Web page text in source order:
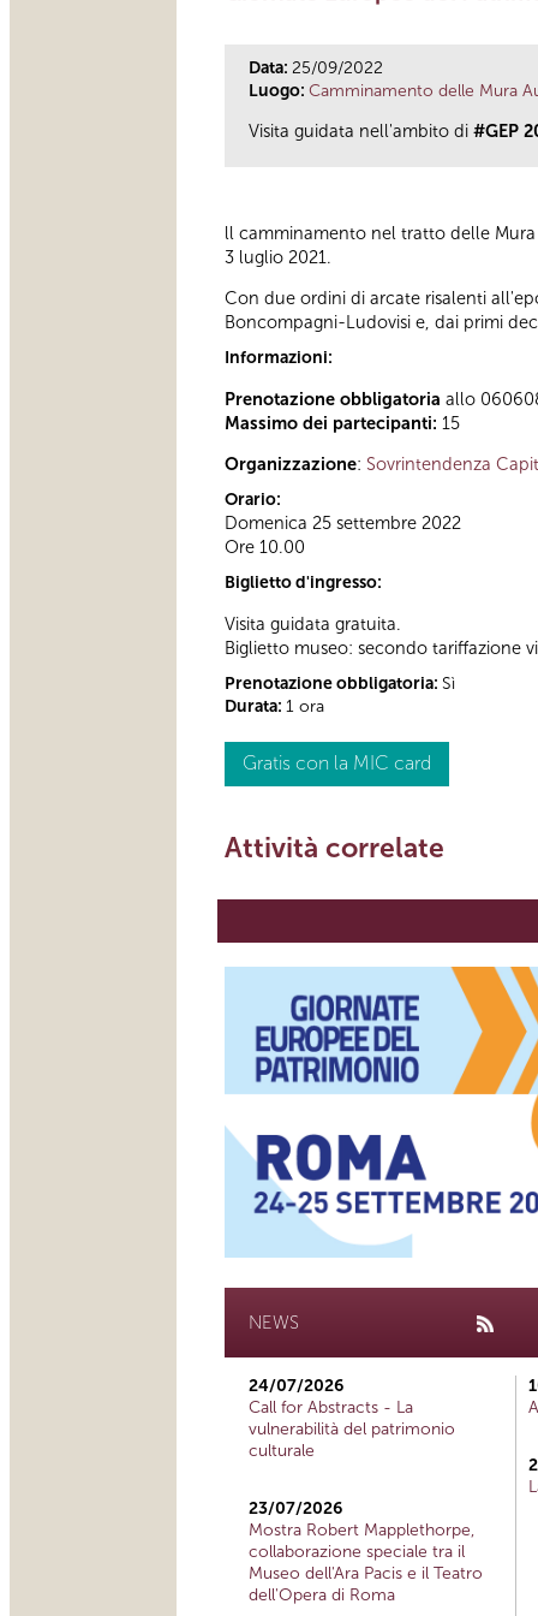
Data: 25/09/2022
Luogo: Camminamento delle Mura
Visita guidata nell'ambito di #GEP
ll camminamento nel tratto delle
3 luglio 2021.
Con due ordini di arcate risalenti
Boncompagni-Ludovisi e, dai primi
Informazioni:
Prenotazione obbligatoria allo
Massimo dei partecipanti: 15
Organizzazione: Sovrintendenza
Orario:
Domenica 25 settembre 2022
Ore 10.00
Biglietto d'ingresso:
Visita guidata gratuita.
Biglietto museo: secondo tariffazione
Prenotazione obbligatoria: Sì
Durata: 1 ora
Gratis con la MIC card
Attività correlate
NEWS
24/07/2026
Call for Abstracts - La
vulnerabilità del patrimonio
culturale
23/07/2026
Mostra Robert Mapplethorpe,
collaborazione speciale tra il
Museo dell'Ara Pacis e il Teatro
dell'Opera di Roma